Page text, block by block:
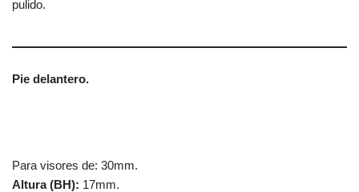
pulido.
Pie delantero.
Para visores de: 30mm.
Altura (BH): 17mm.